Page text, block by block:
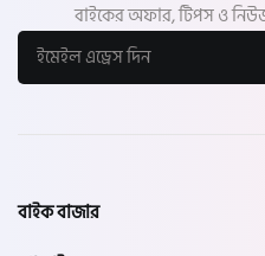
বাইকের অফার, টিপস ও
বাইক বাজার